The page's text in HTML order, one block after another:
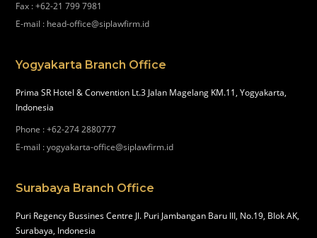
Fax :+62-21 799 7981
E-mail : head-office@siplawfirm.id
Yogyakarta Branch Office
Prima SR Hotel & Convention Lt.3 Jalan Magelang KM.11, Yogyakarta,
Indonesia
Phone :+62-274 2880777
E-mail :yogyakarta-office@siplawfirm.id
Surabaya Branch Office
Puri Regency Bussines Centre Jl. Puri Jambangan Baru III, No.19, Blok AK,
Surabaya, Indonesia